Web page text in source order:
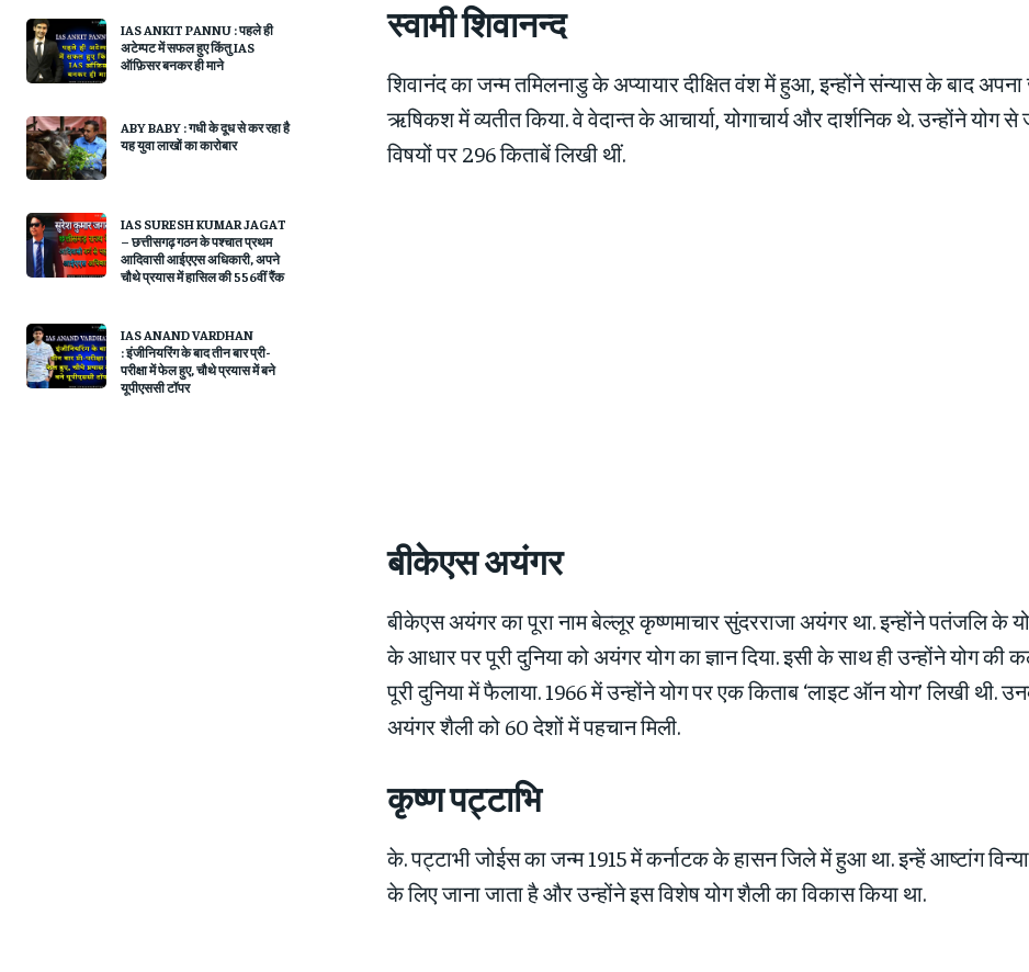
IAS ANKIT PANNU : पहले ही
अटेम्पट में सफल हुए किंतु IAS
ऑफ़िसर बनकर ही माने
ABY BABY : गधी के दूध से कर रहा है
यह युवा लाखों का कारोबार
IAS SURESH KUMAR JAGAT
– छत्तीसगढ़ गठन के पश्चात प्रथम
आदिवासी आईएएस अधिकारी, अपने
चौथे प्रयास में हासिल की 556वीं रैंक
IAS ANAND VARDHAN
: इंजीनियरिंग के बाद तीन बार प्री-
परीक्षा में फेल हुए, चौथे प्रयास में बने
यूपीएससी टॉपर
स्वामी शिवानन्द
शिवानंद का जन्म तमिलनाडु के अप्यायार दीक्षित वंश में हुआ, इन्होंने संन्यास के बाद
ऋषिकश में व्यतीत किया. वे वेदान्त के आचार्या, योगाचार्य और दार्शनिक थे. उन्होंने योग
विषयों पर 296 किताबें लिखी थीं.
बीकेएस अयंगर
बीकेएस अयंगर का पूरा नाम बेल्लूर कृष्णमाचार सुंदरराजा अयंगर था. इन्होंने पतंजलि के
के आधार पर पूरी दुनिया को अयंगर योग का ज्ञान दिया. इसी के साथ ही उन्होंने योग की
पूरी दुनिया में फैलाया. 1966 में उन्होंने योग पर एक किताब ‘लाइट ऑन योग’ लिखी थी.
अयंगर शैली को 60 देशों में पहचान मिली.
कृष्ण पट्टाभि
के. पट्टाभी जोईस का जन्म 1915 में कर्नाटक के हासन जिले में हुआ था. इन्हें आष्टांग
के लिए जाना जाता है और उन्होंने इस विशेष योग शैली का विकास किया था.